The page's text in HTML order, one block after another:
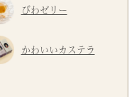
びわゼリー
かわいいカステラ